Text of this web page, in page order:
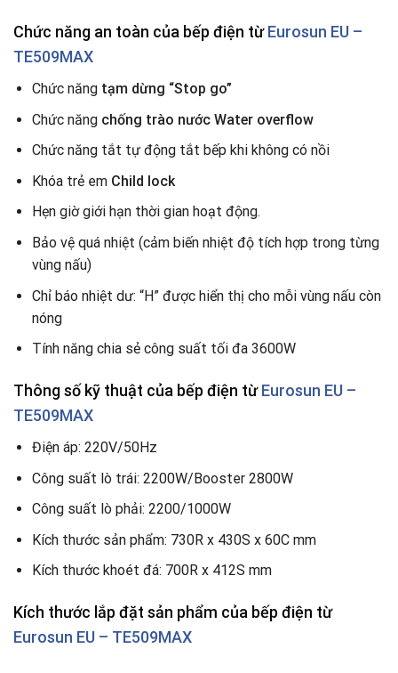
Chức năng an toàn của bếp điện từ Eurosun EU –
TE509MAX
Chức năngtạm dừng “Stop go”
Chức năng chống trào nước Water overflow
Chức năng tắt tự động tắt bếp khi không có nồi
Khóa trẻ em Child lock
Hẹn giờ giới hạn thời gian hoạt động.
Bảo vệ quá nhiệt (cảm biến nhiệt độ tích hợp trong từng
vùng nấu)
Chỉ báo nhiệt dư: “H” được hiển thị cho mỗi vùng nấu còn
nóng
Tính năng chia sẻ công suất tối đa 3600W
Thông số kỹ thuật của bếp điện từ Eurosun EU –
TE509MAX
Điện áp: 220V/50Hz
Công suất lò trái: 2200W/Booster 2800W
Công suất lò phải: 2200/1000W
Kích thước sản phẩm: 730R x 430S x 60C mm
Kích thước khoét đá: 700R x 412S mm
Kích thước lắp đặt sản phẩm của bếp điện từ
Eurosun EU – TE509MAX